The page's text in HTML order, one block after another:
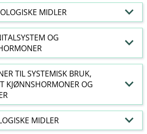
MIDLER
OG
TIL SYSTEMISK BRUK,
KJØNNSHORMONER OG
MIDLER